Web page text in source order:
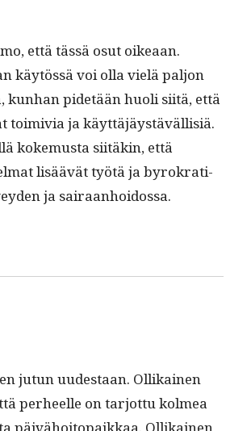
että tässä osut oikeaan.
käytössä voi olla vielä paljon
kun­han pide­tään huoli siitä, että
toimivia ja käyt­täjäys­täväl­lisiä.
koke­mus­ta siitäkin, että
lisäävät työtä ja byrokra­ti­
ja sairaanhoidossa.
jutun uud­estaan. Ollikainen
per­heelle on tar­jot­tu kolmea